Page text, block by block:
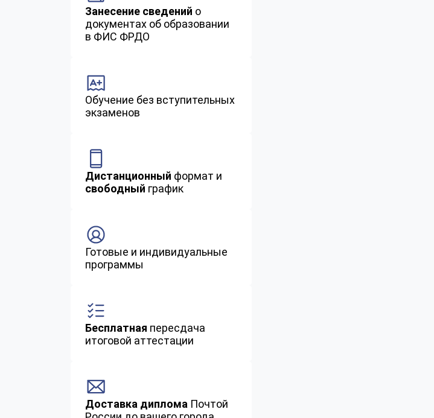
Занесение сведений о
документах об образовании
в ФИС ФРДО
Обучение без вступительных
экзаменов
Дистанционный формат и
свободный график
Готовые и индивидуальные
программы
Бесплатная пересдача
итоговой аттестации
Доставка диплома Почтой